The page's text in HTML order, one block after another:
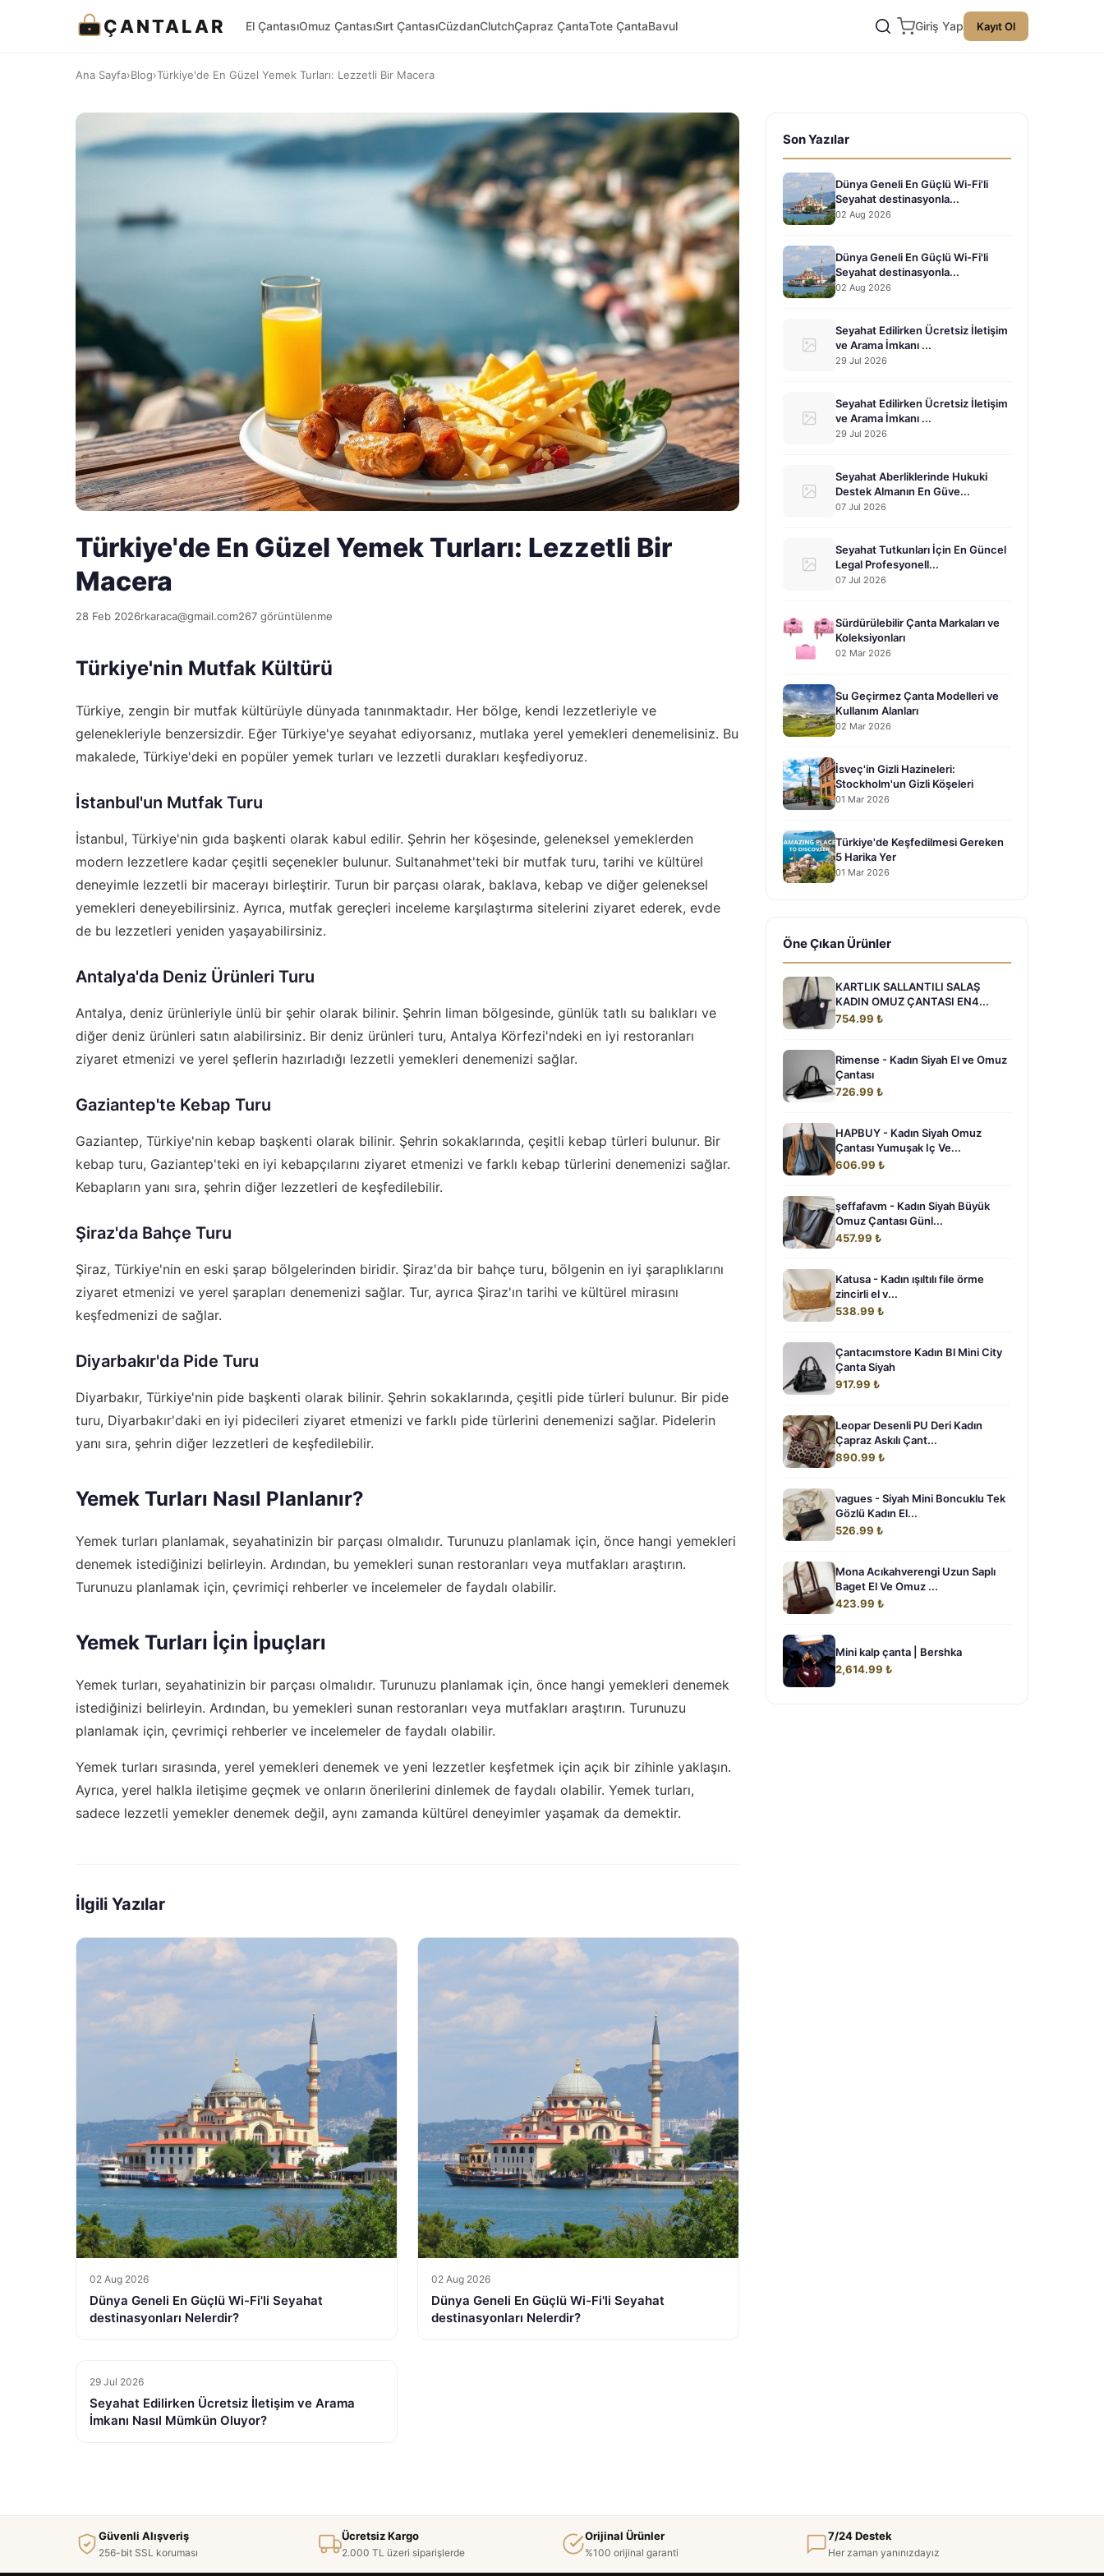
ÇANTALAR El ÇantasıOmuz ÇantasıSırt ÇantasıCüzdanClutchÇapraz ÇantaTote ÇantaBavul Giriş Yap Kayıt Ol
Ana Sayfa›Blog›Türkiye'de En Güzel Yemek Turları: Lezzetli Bir Macera
Türkiye'de En Güzel Yemek Turları: Lezzetli Bir
Macera
28 Feb 2026rkaraca@gmail.com267 görüntülenme
Türkiye'nin Mutfak Kültürü
Türkiye, zengin bir mutfak kültürüyle dünyada tanınmaktadır. Her bölge, kendi lezzetleriyle ve
gelenekleriyle benzersizdir. Eğer Türkiye'ye seyahat ediyorsanız, mutlaka yerel yemekleri denemelisiniz. Bu
makalede, Türkiye'deki en popüler yemek turları ve lezzetli durakları keşfediyoruz.
İstanbul'un Mutfak Turu
İstanbul, Türkiye'nin gıda başkenti olarak kabul edilir. Şehrin her köşesinde, geleneksel yemeklerden
modern lezzetlere kadar çeşitli seçenekler bulunur. Sultanahmet'teki bir mutfak turu, tarihi ve kültürel
deneyimle lezzetli bir macerayı birleştirir. Turun bir parçası olarak, baklava, kebap ve diğer geleneksel
yemekleri deneyebilirsiniz. Ayrıca, mutfak gereçleri inceleme karşılaştırma sitelerini ziyaret ederek, evde
de bu lezzetleri yeniden yaşayabilirsiniz.
Antalya'da Deniz Ürünleri Turu
Antalya, deniz ürünleriyle ünlü bir şehir olarak bilinir. Şehrin liman bölgesinde, günlük tatlı su balıkları ve
diğer deniz ürünleri satın alabilirsiniz. Bir deniz ürünleri turu, Antalya Körfezi'ndeki en iyi restoranları
ziyaret etmenizi ve yerel şeflerin hazırladığı lezzetli yemekleri denemenizi sağlar.
Gaziantep'te Kebap Turu
Gaziantep, Türkiye'nin kebap başkenti olarak bilinir. Şehrin sokaklarında, çeşitli kebap türleri bulunur. Bir
kebap turu, Gaziantep'teki en iyi kebapçılarını ziyaret etmenizi ve farklı kebap türlerini denemenizi sağlar.
Kebapların yanı sıra, şehrin diğer lezzetleri de keşfedilebilir.
Şiraz'da Bahçe Turu
Şiraz, Türkiye'nin en eski şarap bölgelerinden biridir. Şiraz'da bir bahçe turu, bölgenin en iyi şaraplıklarını
ziyaret etmenizi ve yerel şarapları denemenizi sağlar. Tur, ayrıca Şiraz'ın tarihi ve kültürel mirasını
keşfedmenizi de sağlar.
Diyarbakır'da Pide Turu
Diyarbakır, Türkiye'nin pide başkenti olarak bilinir. Şehrin sokaklarında, çeşitli pide türleri bulunur. Bir pide
turu, Diyarbakır'daki en iyi pidecileri ziyaret etmenizi ve farklı pide türlerini denemenizi sağlar. Pidelerin
yanı sıra, şehrin diğer lezzetleri de keşfedilebilir.
Yemek Turları Nasıl Planlanır?
Yemek turları planlamak, seyahatinizin bir parçası olmalıdır. Turunuzu planlamak için, önce hangi yemekleri
denemek istediğinizi belirleyin. Ardından, bu yemekleri sunan restoranları veya mutfakları araştırın.
Turunuzu planlamak için, çevrimiçi rehberler ve incelemeler de faydalı olabilir.
Yemek Turları İçin İpuçları
Yemek turları, seyahatinizin bir parçası olmalıdır. Turunuzu planlamak için, önce hangi yemekleri denemek
istediğinizi belirleyin. Ardından, bu yemekleri sunan restoranları veya mutfakları araştırın. Turunuzu
planlamak için, çevrimiçi rehberler ve incelemeler de faydalı olabilir.
Yemek turları sırasında, yerel yemekleri denemek ve yeni lezzetler keşfetmek için açık bir zihinle yaklaşın.
Ayrıca, yerel halkla iletişime geçmek ve onların önerilerini dinlemek de faydalı olabilir. Yemek turları,
sadece lezzetli yemekler denemek değil, aynı zamanda kültürel deneyimler yaşamak da demektir.
İlgili Yazılar
02 Aug 2026
Dünya Geneli En Güçlü Wi-Fi'li Seyahat
destinasyonları Nelerdir?
02 Aug 2026
Dünya Geneli En Güçlü Wi-Fi'li Seyahat
destinasyonları Nelerdir?
29 Jul 2026
Seyahat Edilirken Ücretsiz İletişim ve Arama
İmkanı Nasıl Mümkün Oluyor?
Son Yazılar
Dünya Geneli En Güçlü Wi-Fi'li
Seyahat destinasyonla...
02 Aug 2026
Dünya Geneli En Güçlü Wi-Fi'li
Seyahat destinasyonla...
02 Aug 2026
Seyahat Edilirken Ücretsiz İletişim
ve Arama İmkanı ...
29 Jul 2026
Seyahat Edilirken Ücretsiz İletişim
ve Arama İmkanı ...
29 Jul 2026
Seyahat Aberliklerinde Hukuki
Destek Almanın En Güve...
07 Jul 2026
Seyahat Tutkunları İçin En Güncel
Legal Profesyonell...
07 Jul 2026
Sürdürülebilir Çanta Markaları ve
Koleksiyonları
02 Mar 2026
Su Geçirmez Çanta Modelleri ve
Kullanım Alanları
02 Mar 2026
İsveç'in Gizli Hazineleri:
Stockholm'un Gizli Köşeleri
01 Mar 2026
Türkiye'de Keşfedilmesi Gereken
5 Harika Yer
01 Mar 2026
Öne Çıkan Ürünler
KARTLIK SALLANTILI SALAŞ
KADIN OMUZ ÇANTASI EN4...
754.99 ₺
Rimense - Kadın Siyah El ve Omuz
Çantası
726.99 ₺
HAPBUY - Kadın Siyah Omuz
Çantası Yumuşak Iç Ve...
606.99 ₺
şeffafavm - Kadın Siyah Büyük
Omuz Çantası Günl...
457.99 ₺
Katusa - Kadın ışıltılı file örme
zincirli el v...
538.99 ₺
Çantacımstore Kadın Bl Mini City
Çanta Siyah
917.99 ₺
Leopar Desenli PU Deri Kadın
Çapraz Askılı Çant...
890.99 ₺
vagues - Siyah Mini Boncuklu Tek
Gözlü Kadın El...
526.99 ₺
Mona Acıkahverengi Uzun Saplı
Baget El Ve Omuz ...
423.99 ₺
Mini kalp çanta | Bershka
2,614.99 ₺
Güvenli Alışveriş
256-bit SSL koruması
Ücretsiz Kargo
2.000 TL üzeri siparişlerde
Orijinal Ürünler
%100 orijinal garanti
7/24 Destek
Her zaman yanınızdayız